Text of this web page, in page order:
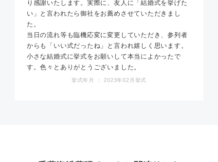
り感謝いたします。実際に、友人に「結婚式を挙げた
い」と言われたら御社をお薦めさせていただきまし
た。
当日の流れ等も臨機応変に変更していただき、参列者
からも「いい式だったね」と言われ嬉しく思います。
小さな結婚式に挙式をお願いして本当によかったで
す。色々とありがとうございました。
挙式年月 ： 2023年02月挙式